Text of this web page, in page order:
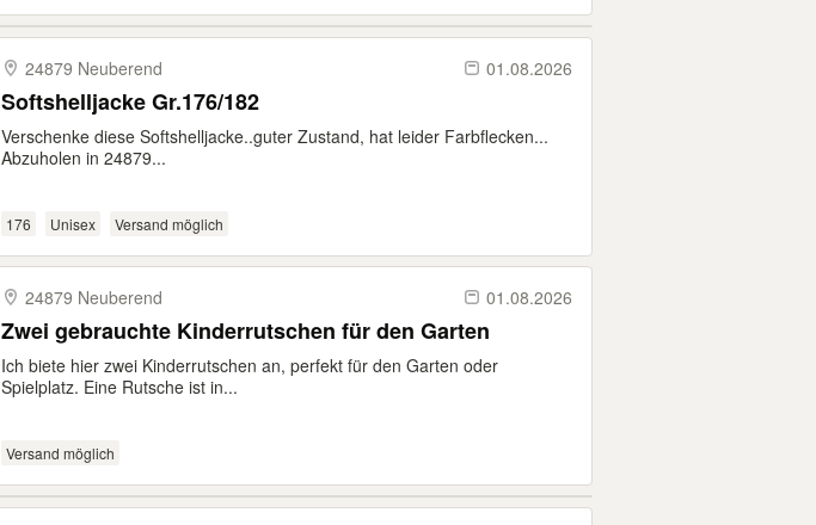
24879 Neuberend 01.08.2026
Softshelljacke Gr.176/182
Verschenke diese Softshelljacke..guter Zustand, hat leider Farbflecken...
Abzuholen in 24879...
176 Unisex Versand möglich
24879 Neuberend 01.08.2026
Zwei gebrauchte Kinderrutschen für den Garten
Ich biete hier zwei Kinderrutschen an, perfekt für den Garten oder
Spielplatz. Eine Rutsche ist in...
Versand möglich